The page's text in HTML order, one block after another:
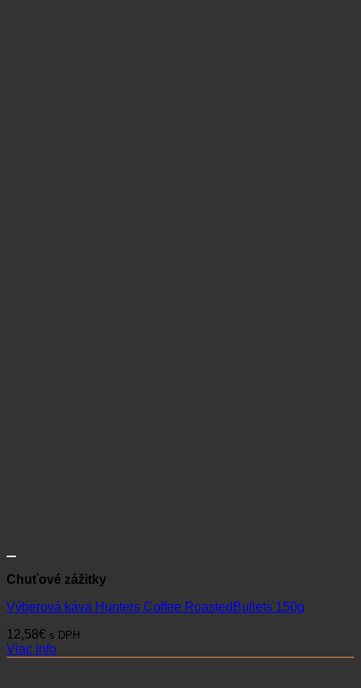
Chuťové zážitky
Výberová káva Hunters Coffee RoastedBullets 150g
12,58€ s DPH
Viac info